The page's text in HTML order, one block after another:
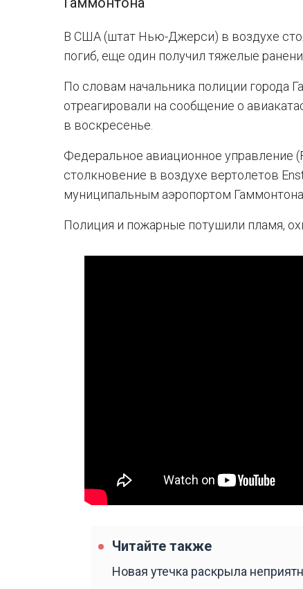
В США (штат Нью-Джерси) в воздухе
погиб, еще один получил тяжелые
По словам начальника полиции города
отреагировали на сообщение о
в воскресенье.
Федеральное авиационное управление
столкновение в воздухе вертолетов
муниципальным аэропортом Гаммонтона.
Полиция и пожарные потушили пламя,
Читайте также
Новая утечка раскрыла